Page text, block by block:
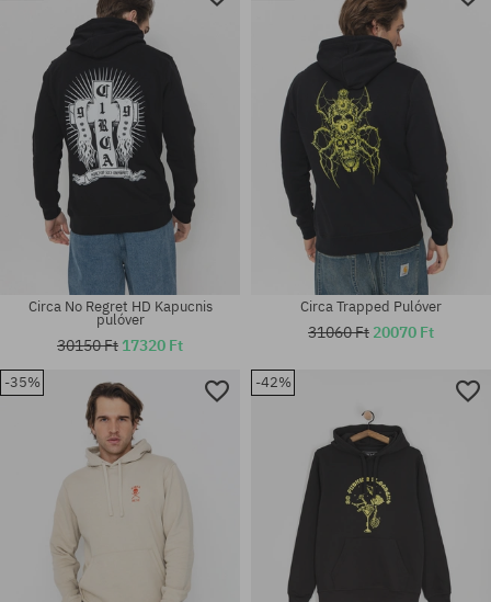
Elérhető méretek:
Elérhető méretek:
Elérhető méretek:
Elérhető méretek:
Circa No Regret HD Kapucnis
pulóver
30150 Ft 17320 Ft
Circa Trapped Pulóver
31060 Ft 20070 Ft
-35% -42%